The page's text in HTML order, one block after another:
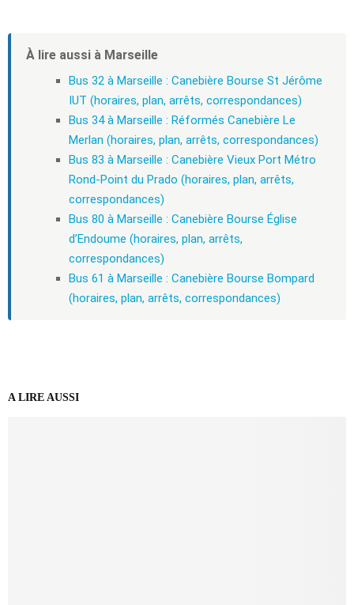
À lire aussi à Marseille
Bus 32 à Marseille : Canebière Bourse St Jérôme
IUT (horaires, plan, arrêts, correspondances)
Bus 34 à Marseille : Réformés Canebière Le
Merlan (horaires, plan, arrêts, correspondances)
Bus 83 à Marseille : Canebière Vieux Port Métro
Rond-Point du Prado (horaires, plan, arrêts,
correspondances)
Bus 80 à Marseille : Canebière Bourse Église
d’Endoume (horaires, plan, arrêts,
correspondances)
Bus 61 à Marseille : Canebière Bourse Bompard
(horaires, plan, arrêts, correspondances)
A LIRE AUSSI